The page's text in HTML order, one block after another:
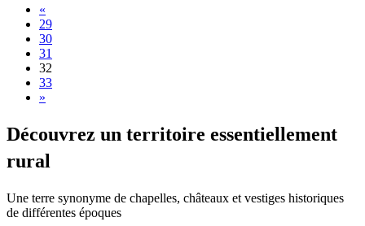
«
29
30
31
32
33
»
Découvrez un territoire essentiellement
rural
Une terre synonyme de chapelles, châteaux et vestiges historiques
de différentes époques